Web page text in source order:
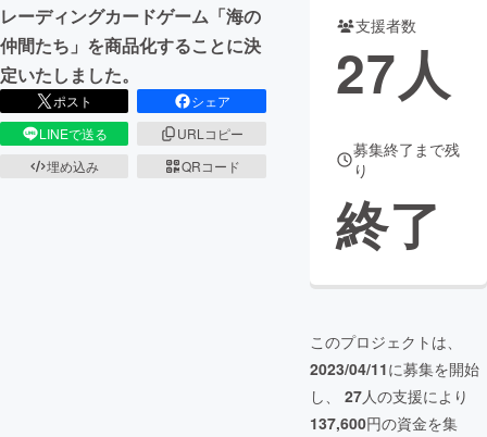
レーディングカードゲーム「海の
仲間たち」を商品化することに決
定いたしました。
ポスト
シェア
LINEで送る
URLコピー
埋め込み
QRコード
支援者数
27人
募集終了まで残
り
終了
このプロジェクトは、
2023/04/11に募集を開始
し、 27人の支援により
137,600円の資金を集